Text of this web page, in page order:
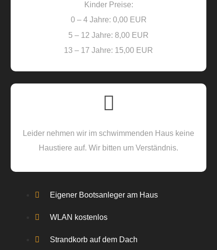
Kinder Preise:
0 – 4 Jahre: 0,00 EUR
5 – 12 Jahre: 8,00 EUR
13 – 17 Jahre: 15,00 EUR
Leider nehmen wir im schwimmenden Haus keine
Haustiere auf. Wir bitten um Verständnis.
Eigener Bootsanleger am Haus
WLAN kostenlos
Strandkorb auf dem Dach